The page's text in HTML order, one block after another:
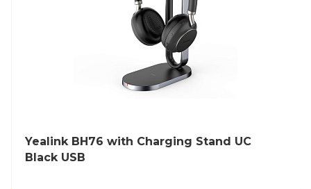
Yealink BH76 with Charging Stand UC
Black USB